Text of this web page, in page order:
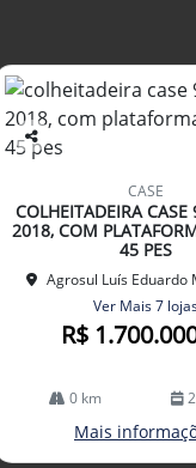
Co
arti
lhe
CASE
COLHEITADEIRA
2018, COM
45 PES
Agrosul Luís Eduardo
Ver Mais 7
R$
0 km
Mais